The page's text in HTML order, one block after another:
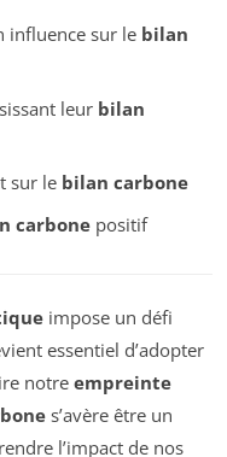
influence sur le bilan
leur bilan
sur le bilan carbone
carbonepositif
impose un défi
essentiel d’adopter
notre empreinte
s’avère être un
l’impact de nos